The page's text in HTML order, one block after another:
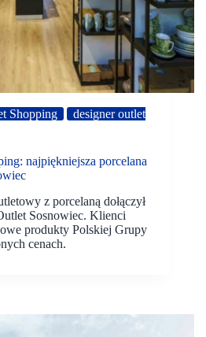
Shopping
designer outlet
najpiękniejsza porcelana
z porcelaną dołączył
Sosnowiec. Klienci
produkty Polskiej Grupy
cenach.